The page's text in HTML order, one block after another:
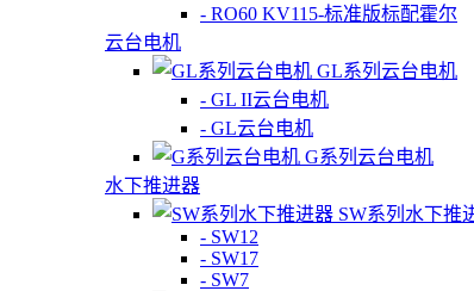
- RO60 KV115-标准版标配霍尔
云台电机
GL系列云台电机
- GL II云台电机
- GL云台电机
G系列云台电机
水下推进器
SW系列水下推
- SW12
- SW17
- SW7